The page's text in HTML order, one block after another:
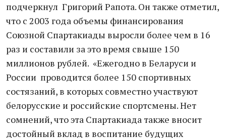
подчеркнул Григорий Рапота. Он также отметил,
что с 2003 года объемы финансирования
Союзной Спартакиады выросли более чем в 16
раз и составили за это время свыше 150
миллионов рублей. «Ежегодно в Беларуси и
России проводится более 150 спортивных
состязаний, в которых совместно участвуют
белорусские и российские спортсмены. Нет
сомнений, что эта Спартакиада также вносит
достойный вклад в воспитание будущих